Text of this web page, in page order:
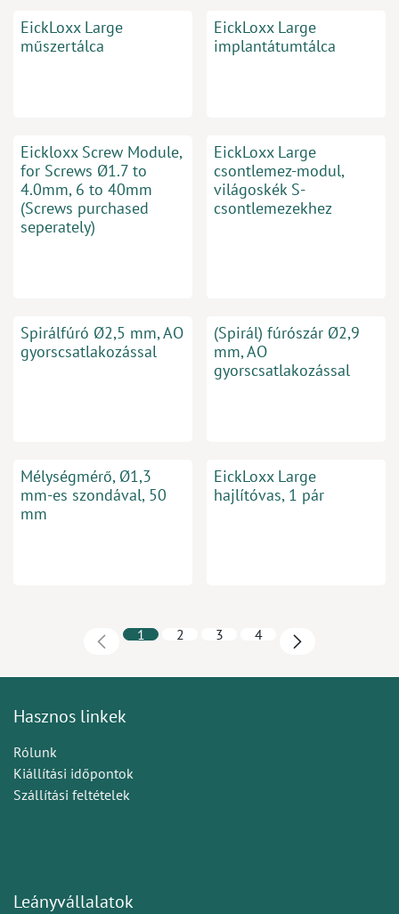
EickLoxx Large
műszertálca
EickLoxx Large
implantátumtálca
Eickloxx Screw Module,
for Screws Ø1.7 to
4.0mm, 6 to 40mm
(Screws purchased
seperately)
EickLoxx Large
csontlemez-modul,
világoskék S-
csontlemezekhez
Spirálfúró Ø2,5 mm, AO
gyorscsatlakozással
(Spirál) fúrószár Ø2,9
mm, AO
gyorscsatlakozással
Mélységmérő, Ø1,3
mm-es szondával, 50
mm
EickLoxx Large
hajlítóvas, 1 pár
1 2 3 4
Hasznos linkek
Rólunk
Kiállítási időpontok
Szállítási feltételek
Leányvállalatok